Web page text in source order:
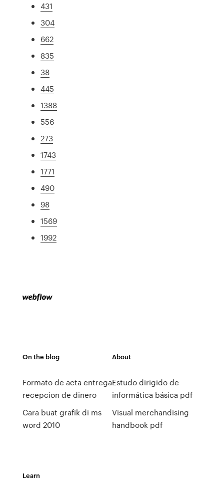
431
304
662
835
38
445
1388
556
273
1743
1771
490
98
1569
1992
On the blog
Formato de acta entrega
recepcion de dinero
Cara buat grafik di ms
word 2010
About
Estudo dirigido de
informática básica pdf
Visual merchandising
handbook pdf
Learn